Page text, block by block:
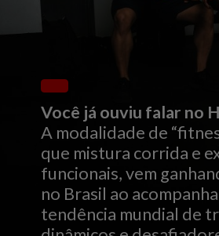
Você já ouviu falar no
A modalidade de
que mistura corrida e
funcionais, vem
no Brasil ao
tendência mundial de